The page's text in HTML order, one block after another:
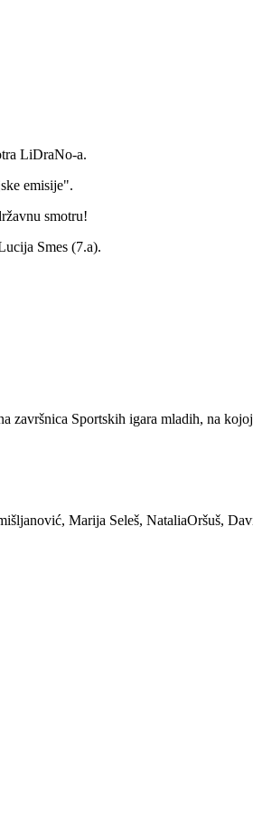
LiDraNo-a.
emisije".
smotru!
Smes (7.a).
završnica Sportskih igara mladih, na
Marija Seleš, NataliaOršuš,